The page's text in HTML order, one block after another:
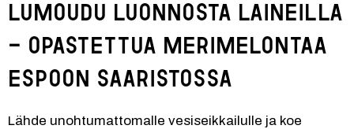
Lumoudu luonnosta laineilla
- Opastettua merimelontaa
espoon saaristossa
Lähde unohtumattomalle vesiseikkailulle ja koe